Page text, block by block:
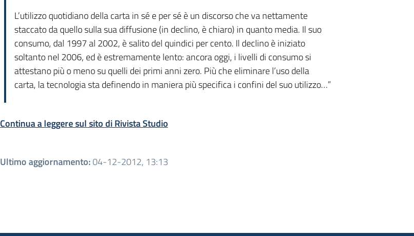
L’utilizzo quotidiano della carta in sé e per sé è un discorso che va nettamente
staccato da quello sulla sua diffusione (in declino, è chiaro) in quanto media. Il suo
consumo, dal 1997 al 2002, è salito del quindici per cento. Il declino è iniziato
soltanto nel 2006, ed è estremamente lento: ancora oggi, i livelli di consumo si
attestano più o meno su quelli dei primi anni zero. Più che eliminare l’uso della
carta, la tecnologia sta definendo in maniera più specifica i confini del suo utilizzo…”
Continua a leggere sul sito di Rivista Studio
Ultimo aggiornamento:04-12-2012, 13:13